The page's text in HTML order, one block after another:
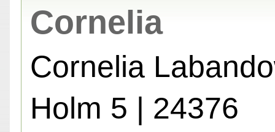
Cornelia
Cornelia
Holm 5 | 24376